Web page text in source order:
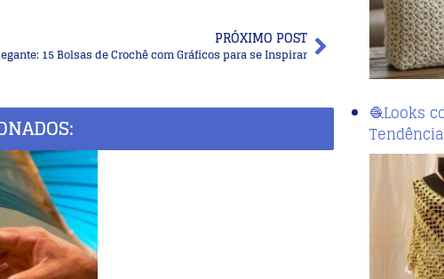
PRÓXIMO POST
15 Bolsas de Crochê com Gráficos para se Inspirar
🧶Looks